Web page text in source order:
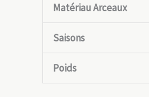
Matériau Arceaux
Saisons
Poids